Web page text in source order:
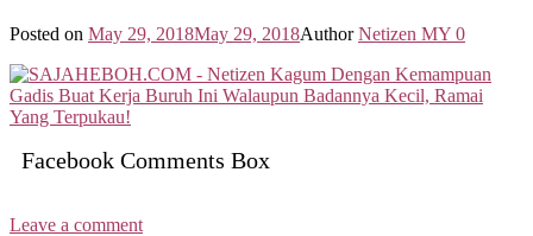
Posted on May 29, 2018May 29, 2018Author Netizen MY 0
Facebook Comments Box
Leave a comment